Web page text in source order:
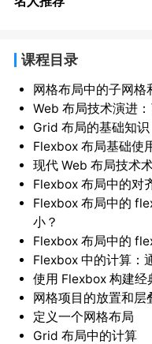
课程目录
网格布局中的子网格
Web 布局技术演进
Grid 布局的基础知识
Flexbox 布局基础使
现代 Web 布局技术
Flexbox 布局中的对
Flexbox 布局中的
小？
Flexbox 布局中的
Flexbox 中的计算：
使用 Flexbox 构建经
网格项目的放置和层
定义一个网格布局
Grid 布局中的计算